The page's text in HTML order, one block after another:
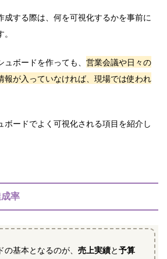
成する際は、何を可視化するかを事前に
ボードを作っても、 営業会議や日々の
報が入っていなければ、現場では使われ
ボードでよく可視化される項目を紹介し
率
基本となるのが、 売上実績と予算